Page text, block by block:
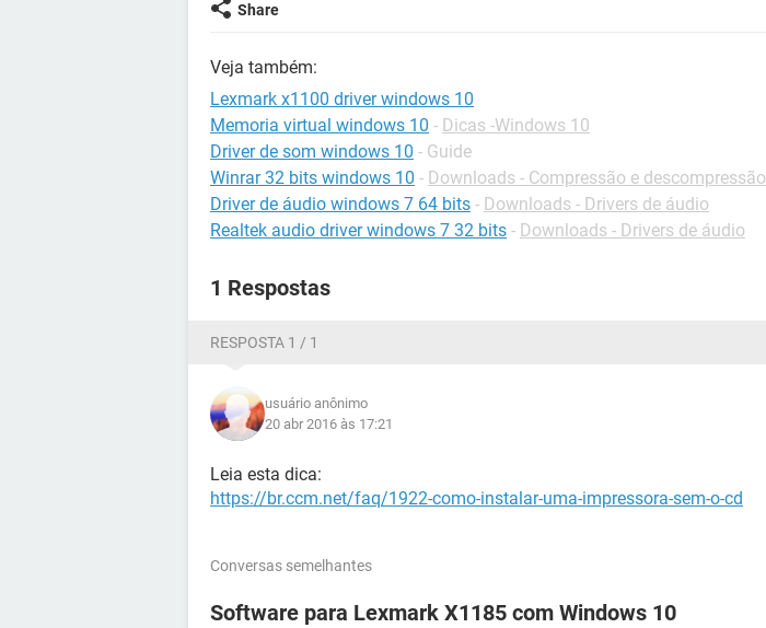
Share
Veja também:
Lexmark x1100 driver windows 10
Memoria virtual windows 10 - Dicas -Windows 10
Driver de som windows 10 - Guide
Winrar 32 bits windows 10 - Downloads - Compressão e descompressão
Driver de áudio windows 7 64 bits - Downloads - Drivers de áudio
Realtek audio driver windows 7 32 bits - Downloads - Drivers de áudio
1 Respostas
RESPOSTA 1 / 1
usuário anônimo
20 abr 2016 às 17:21
Leia esta dica:
https://br.ccm.net/faq/1922-como-instalar-uma-impressora-sem-o-cd
Conversas semelhantes
Software para Lexmark X1185 com Windows 10